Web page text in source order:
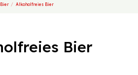
Bier Alkoholfreies Bier
Bier